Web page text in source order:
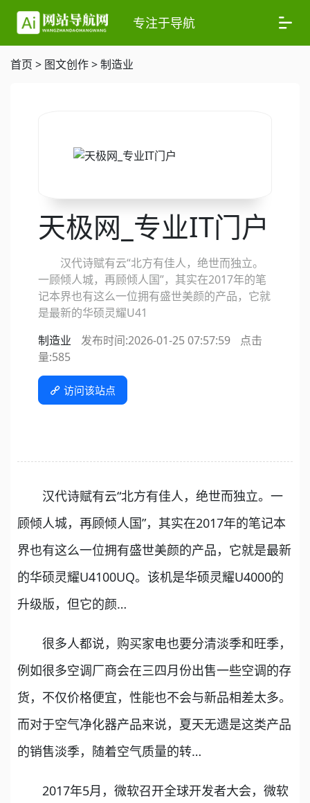
专注于导航
首页 > 图文创作>制造业
天极网_专业IT门户
汉代诗赋有云“北方有佳人，绝世而独立。
一顾倾人城，再顾倾人国”，其实在2017年的笔
记本界也有这么一位拥有盛世美颜的产品，它就
是最新的华硕灵耀U41
制造业
发布时间:2026-01-25 07:57:59
点击
量:585
访问该站点
汉代诗赋有云“北方有佳人，绝世而独立。一
顾倾人城，再顾倾人国”，其实在2017年的笔记本
界也有这么一位拥有盛世美颜的产品，它就是最新
的华硕灵耀U4100UQ。该机是华硕灵耀U4000的
升级版，但它的颜…
很多人都说，购买家电也要分清淡季和旺季，
例如很多空调厂商会在三四月份出售一些空调的存
货，不仅价格便宜，性能也不会与新品相差太多。
而对于空气净化器产品来说，夏天无遗是这类产品
的销售淡季，随着空气质量的转…
2017年5月，微软召开全球开发者大会，微软